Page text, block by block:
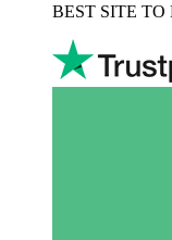
BEST SITE